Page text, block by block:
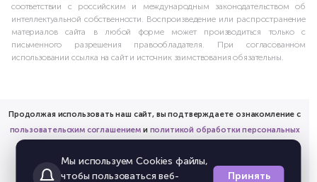
соответствии с российским и международным законодательством об
интеллектуальной собственности. Воспроизведение или распространение
материалов сайта в любой форме может производиться только с
письменного разрешения правообладателя. При согласованном
использовании ссылка на сайт и источник заимствования обязательны.
Продолжая использовать наш сайт, вы подтверждаете ознакомление с
пользовательским соглашением и политикой обработки персональных
и предоставляете согласие на обработку соответствующих
персональных данных.
Мы используем Cookies файлы,
чтобы пользоваться веб-
Принять